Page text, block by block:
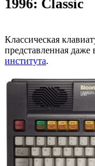
1996: Classic
Классическая
представленная даже
института.